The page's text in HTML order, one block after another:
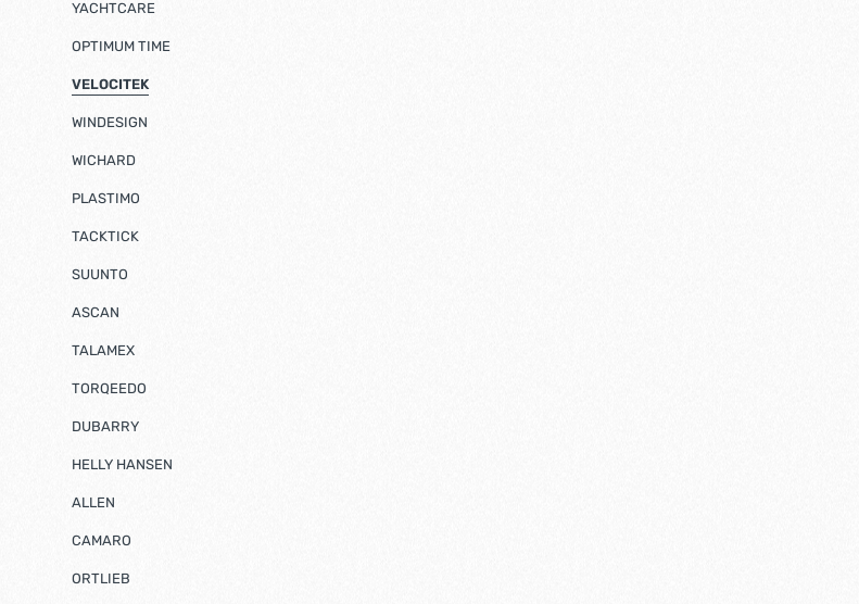
YACHTCARE
OPTIMUM TIME
VELOCITEK
WINDESIGN
WICHARD
PLASTIMO
TACKTICK
SUUNTO
ASCAN
TALAMEX
TORQEEDO
DUBARRY
HELLY HANSEN
ALLEN
CAMARO
ORTLIEB